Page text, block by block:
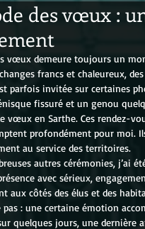
des vœux :
vœux demeure toujours un
francs et chaleureux,
parfois invitée sur certaines
fissuré et un genou
vœux en Sarthe. Ces rendez-
profondément pour moi.
au service des territoires.
autres cérémonies, j’ai
avec sérieux,
aux côtés des élus et des
pas : une certaine émotion
quelques jours, une dernière